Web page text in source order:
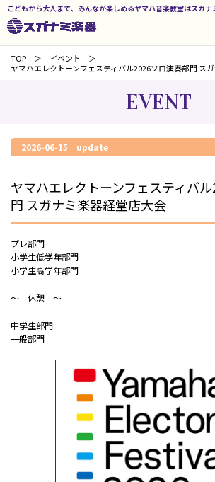
こどもから大人まで、みんなが楽しめるヤマハ音楽教室はスガナ
TOP
イベント
ヤマハエレクトーンフェスティバル2026ソロ演奏部門 ス
EVENT
2026-06-15 update
ヤマハエレクトーンフェスティバ
門 スガナミ楽器経堂店大会
プレ部門
小学生低学年部門
小学生高学年部門
～ 休憩 ～
中学生部門
一般部門